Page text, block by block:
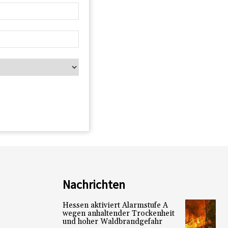
Nachrichten
Hessen aktiviert Alarmstufe A
wegen anhaltender Trockenheit
und hoher Waldbrandgefahr